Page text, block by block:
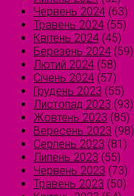
Червень 2024 (63)
Травень 2024 (55)
Квітень 2024 (45)
Березень 2024 (59)
Лютий 2024 (58)
Січень 2024 (57)
Грудень 2023 (55)
Листопад 2023 (93)
Жовтень 2023 (85)
Вересень 2023 (98)
Серпень 2023 (81)
Липень 2023 (55)
Червень 2023 (73)
Травень 2023 (50)